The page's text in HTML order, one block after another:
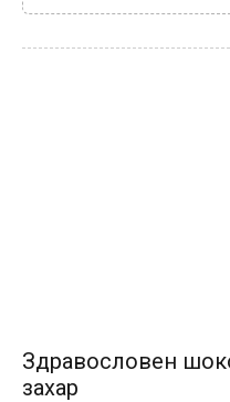
Здравословен
захар